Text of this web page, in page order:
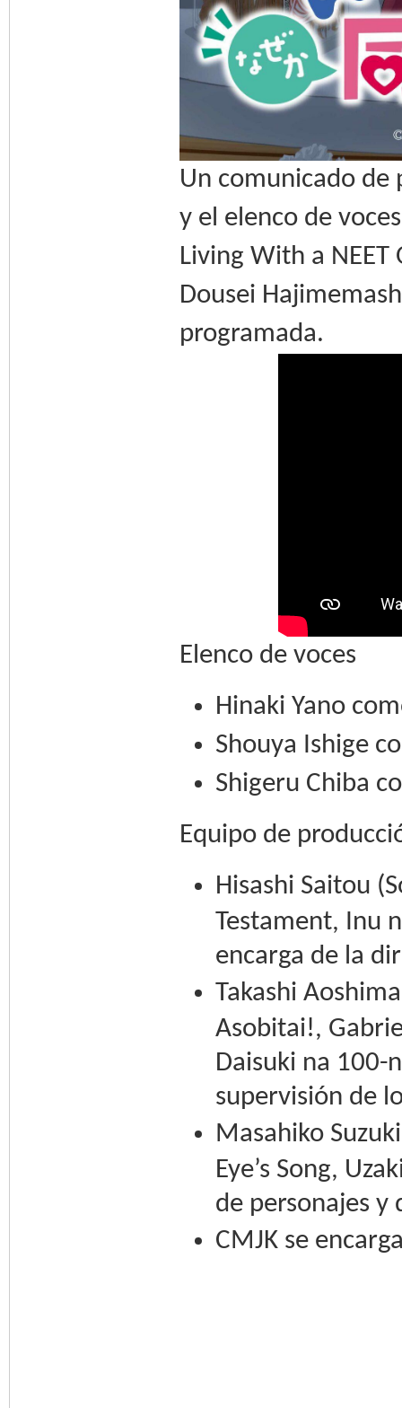
Un comunicado de
y el elenco de
Living With a NEET
Dousei
programada.
Elenco de voces
Hinaki Yano
Shouya Ishige
Shigeru Chiba
Equipo de
Hisashi Saitou
Testament, Inu
encarga de la
Takashi
Asobitai!,
Daisuki na 100-
supervisión de
Masahiko
Eye’s Song,
de personajes y
CMJK se